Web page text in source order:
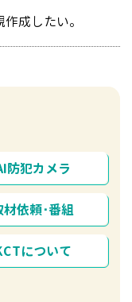
成したい。
防犯カメラ
材依頼･番組
について